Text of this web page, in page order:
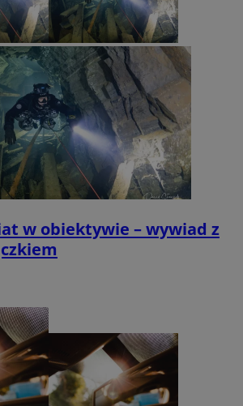
w obiektywie – wywiad z